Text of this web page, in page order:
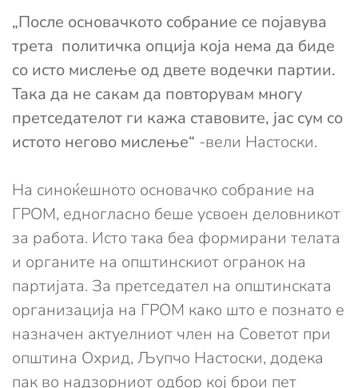
„После основачкото собрание се појавува
трета политичка опција која нема да биде
со исто мислење од двете водечки партии.
Така да не сакам да повторувам многу
претседателот ги кажа ставовите, јас сум со
истото негово мислење“ -вели Настоски.
На синоќешното основачко собрание на
ГРОМ, едногласно беше усвоен деловникот
за работа. Исто така беа формирани телата
и органите на општинскиот огранок на
партијата. За претседател на општинската
организација на ГРОМ како што е познато е
назначен актуелниот член на Советот при
општина Охрид, Љупчо Настоски, додека
пак во надзорниот одбор кој брои пет